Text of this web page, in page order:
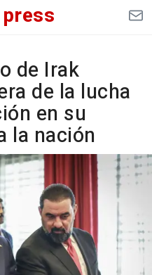
press
de Irak
de la lucha
en su
la nación